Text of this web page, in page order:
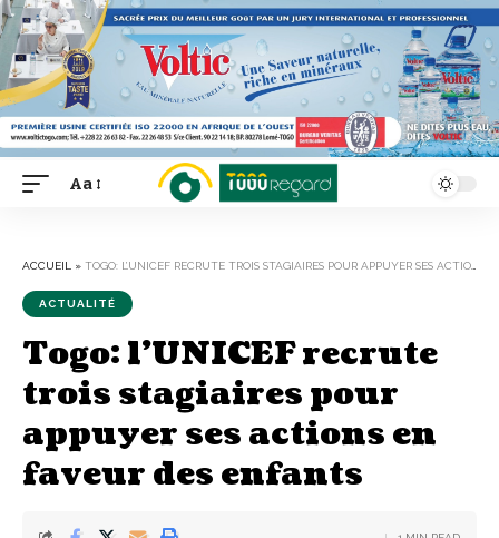
Font
Aa
ACCUEIL » TOGO: L’UNICEF RECRUTE TROIS STAGIAIRES POUR APPUYER SES ACTIONS EN FAVEUR DES ENFANTS
ACTUALITÉ
Togo: l’UNICEF recrute
trois stagiaires pour
appuyer ses actions en
faveur des enfants